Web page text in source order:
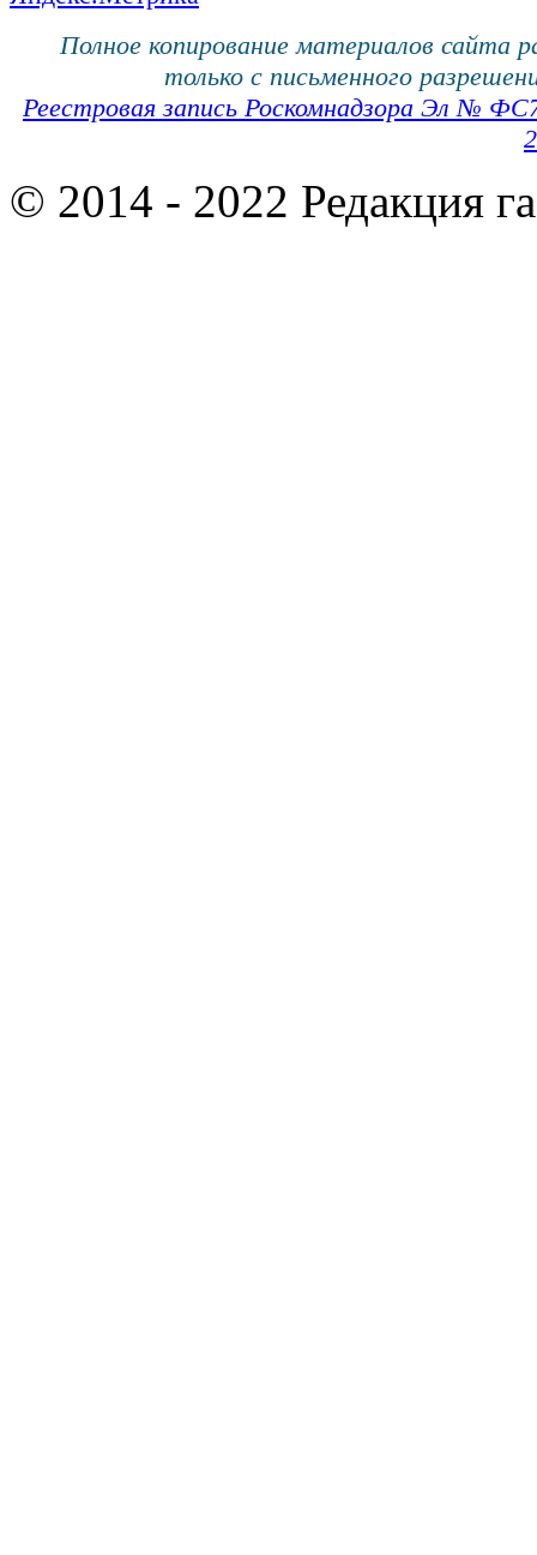
Полное копирование материалов сайта
только с письменного
Реестровая запись Роскомнадзора Эл №
© 2014 - 2022 Редакция